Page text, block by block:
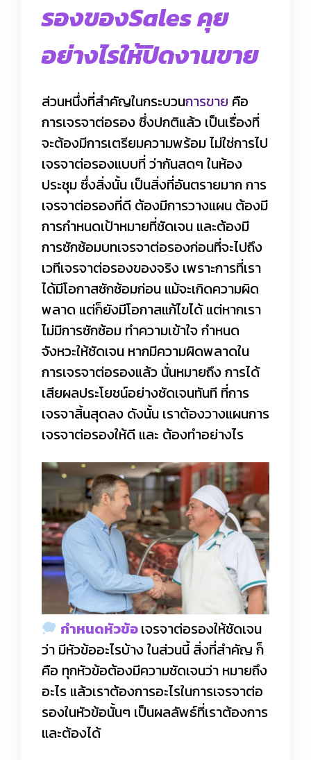
รองของSales คุย
อย่างไรให้ปิดงานขาย
ส่วนหนึ่งที่สำคัญในกระบวนการขาย คือ
การเจรจาต่อรอง ซึ่งปกติแล้ว เป็นเรื่องที่
จะต้องมีการเตรียมความพร้อม ไม่ใช่การไป
เจรจาต่อรองแบบที่ ว่ากันสดๆ ในห้อง
ประชุม ซึ่งสิ่งนั้น เป็นสิ่งที่อันตรายมาก การ
เจรจาต่อรองที่ดี ต้องมีการวางแผน ต้องมี
การกำหนดเป้าหมายที่ชัดเจน และต้องมี
การซักซ้อมบทเจรจาต่อรองก่อนที่จะไปถึง
เวทีเจรจาต่อรองของจริง เพราะการที่เรา
ได้มีโอกาสซักซ้อมก่อน แม้จะเกิดความผิด
พลาด แต่ก็ยังมีโอกาสแก้ไขได้ แต่หากเรา
ไม่มีการซักซ้อม ทำความเข้าใจ กำหนด
จังหวะให้ชัดเจน หากมีความผิดพลาดใน
การเจรจาต่อรองแล้ว นั่นหมายถึง การได้
เสียผลประโยชน์อย่างชัดเจนทันที ที่การ
เจรจาสิ้นสุดลง ดังนั้น เราต้องวางแผนการ
เจรจาต่อรองให้ดี และ ต้องทำอย่างไร
กำหนดหัวข้อเจรจาต่อรองให้ชัดเจน
ว่า มีหัวข้ออะไรบ้าง ในส่วนนี้ สิ่งที่สำคัญ ก็
คือ ทุกหัวข้อต้องมีความชัดเจนว่า หมายถึง
อะไร แล้วเราต้องการอะไรในการเจรจาต่อ
รองในหัวข้อนั้นๆ เป็นผลลัพธ์ที่เราต้องการ
และต้องได้